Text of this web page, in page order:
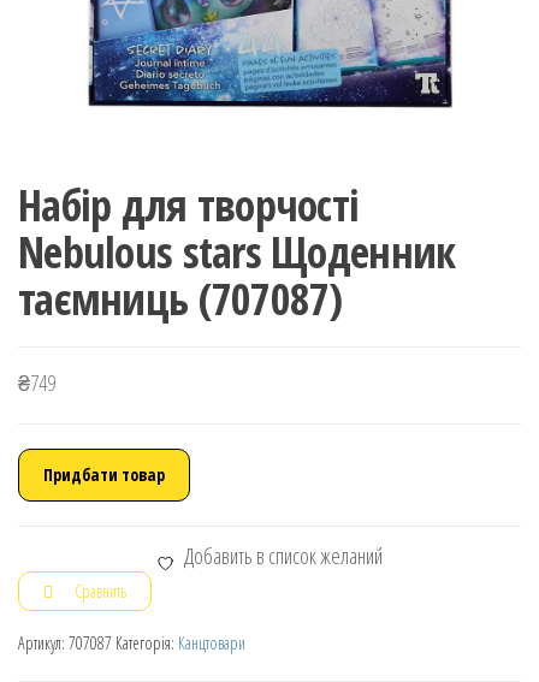
Набір для творчості
Nebulous stars Щоденник
таємниць (707087)
₴749
Придбати товар
Добавить в список желаний
Сравнить
Артикул: 707087 Категорія: Канцтовари